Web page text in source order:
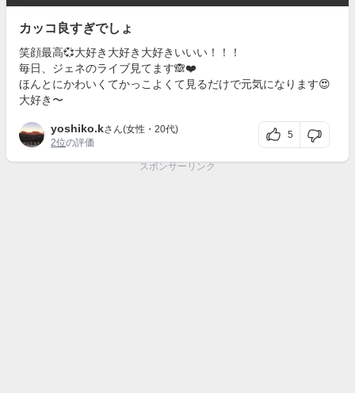
カッコ良すぎでしょ
笑顔最高💞大好き大好き大好きいいい！！！
毎日、ジェネのライブ見てます🙈❤️
ほんとにかわいくてかっこよくて見るだけで元気になります😍
大好き〜
yoshiko.kさん(女性・20代)
2位の評価
5
スポンサーリンク